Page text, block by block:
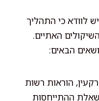
לוודא כי התהליך
האתיים.
הבאים:
הוראות רשות
ההתייחסות